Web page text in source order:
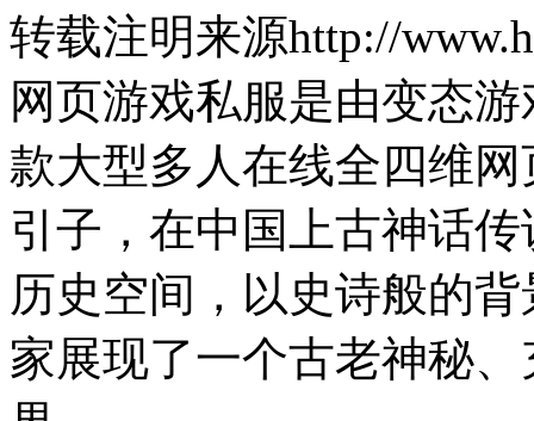
转载注明来源http://
网页游戏私服是由变态
款大型多人在线全四维
引子，在中国上古神话
历史空间，以史诗般的
家展现了一个古老神秘